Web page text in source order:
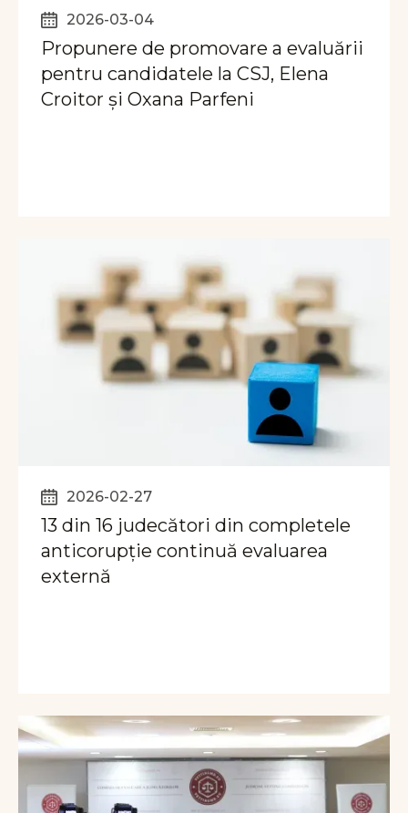
2026-03-04
Propunere de promovare a evaluării
pentru candidatele la CSJ, Elena
Croitor și Oxana Parfeni
2026-02-27
13 din 16 judecători din completele
anticorupție continuă evaluarea
externă